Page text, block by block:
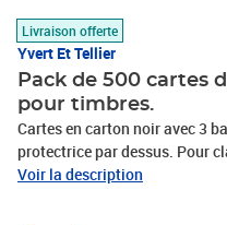
Livraison offerte
Yvert Et Tellier
Pack de 500 cartes
pour timbres.
Cartes en carton noir avec 3
protectrice par dessus. Pour
échanger vos timbres-poste.
Voir la description